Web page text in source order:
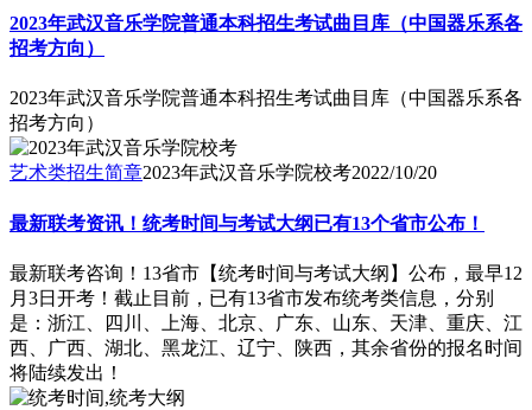
2023年武汉音乐学院普通本科招生考试曲目库（中国器乐系各
招考方向）
2023年武汉音乐学院普通本科招生考试曲目库（中国器乐系各
招考方向）
艺术类招生简章2023年武汉音乐学院校考2022/10/20
最新联考资讯！统考时间与考试大纲已有13个省市公布！
最新联考咨询！13省市【统考时间与考试大纲】公布，最早12
月3日开考！截止目前，已有13省市发布统考类信息，分别
是：浙江、四川、上海、北京、广东、山东、天津、重庆、江
西、广西、湖北、黑龙江、辽宁、陕西，其余省份的报名时间
将陆续发出！